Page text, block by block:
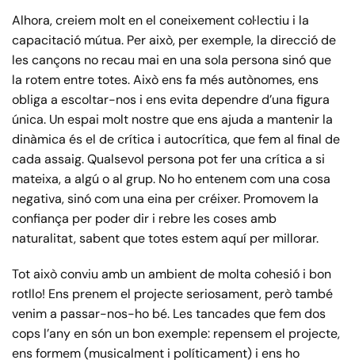
Alhora, creiem molt en el coneixement col·lectiu i la
capacitació mútua. Per això, per exemple, la direcció de
les cançons no recau mai en una sola persona sinó que
la rotem entre totes. Això ens fa més autònomes, ens
obliga a escoltar-nos i ens evita dependre d’una figura
única. Un espai molt nostre que ens ajuda a mantenir la
dinàmica és el de crítica i autocrítica, que fem al final de
cada assaig. Qualsevol persona pot fer una crítica a si
mateixa, a algú o al grup. No ho entenem com una cosa
negativa, sinó com una eina per créixer. Promovem la
confiança per poder dir i rebre les coses amb
naturalitat, sabent que totes estem aquí per millorar.
Tot això conviu amb un ambient de molta cohesió i bon
rotllo! Ens prenem el projecte seriosament, però també
venim a passar-nos-ho bé. Les tancades que fem dos
cops l’any en són un bon exemple: repensem el projecte,
ens formem (musicalment i políticament) i ens ho